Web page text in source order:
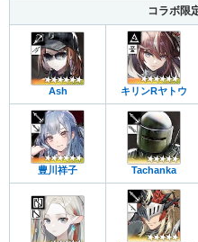
コラボ限
Ash キリンRヤトウ
豊川祥子 Tachanka